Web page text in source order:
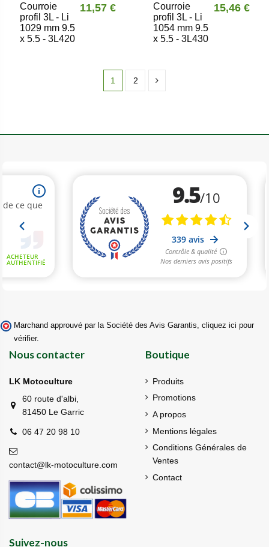
Courroie
profil 3L - Li
1029 mm 9.5
x 5.5 - 3L420
11,57 €
Courroie
profil 3L - Li
1054 mm 9.5
x 5.5 - 3L430
15,46 €
1 2
Marchand approuvé par la Société des Avis Garantis, cliquez ici pour
vérifier.
Nous contacter
LK Motoculture
60 route d'albi,
81450 Le Garric
06 47 20 98 10
contact@lk-motoculture.com
Boutique
Produits
Promotions
A propos
Mentions légales
Conditions Générales de
Ventes
Contact
Suivez-nous